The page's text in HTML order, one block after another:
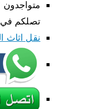
تصلكم
نقل اثاث